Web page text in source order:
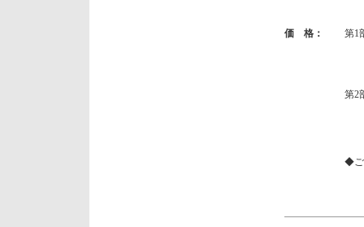
価 格：
第1
第2
◆ご